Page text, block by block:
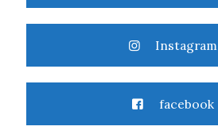
Instagram
facebook